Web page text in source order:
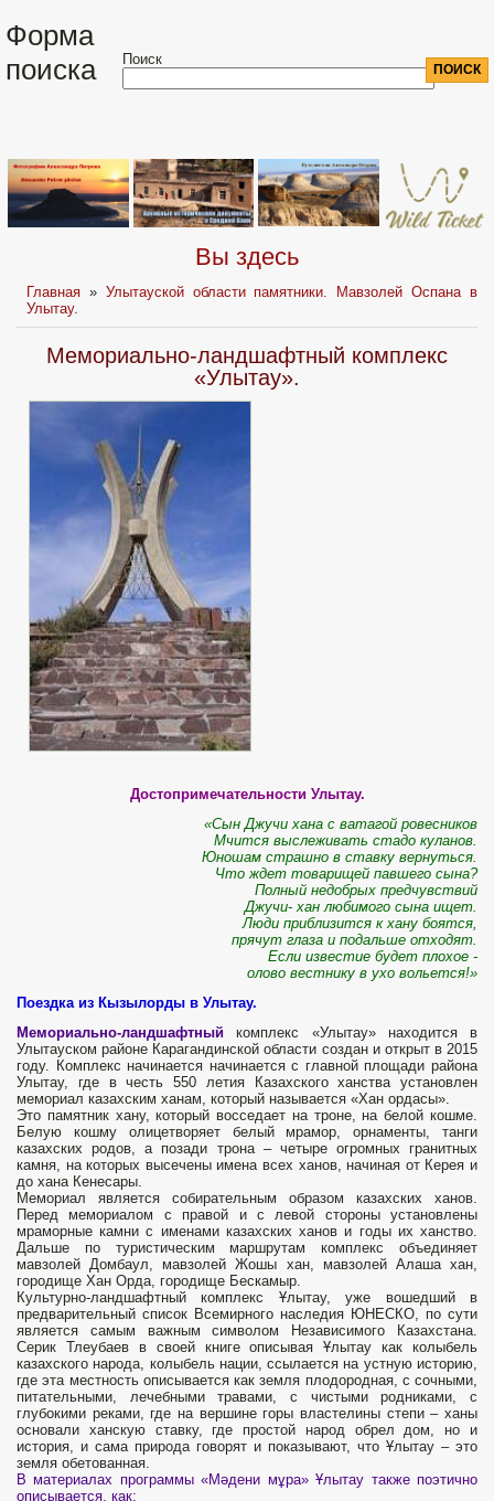
Форма
поиска
Поиск
Вы здесь
Главная » Улытауской области памятники. Мавзолей Оспана в
Улытау.
Мемориально-ландшафтный комплекс
«Улытау».
Достопримечательности Улытау.
«Сын Джучи хана с ватагой ровесников
Мчится выслеживать стадо куланов.
Юношам страшно в ставку вернуться.
Что ждет товарищей павшего сына?
Полный недобрых предчувствий
Джучи- хан любимого сына ищет.
Люди приблизится к хану боятся,
прячут глаза и подальше отходят.
Если известие будет плохое -
олово вестнику в ухо вольется!»
Поездка из Кызылорды в Улытау.
Мемориально-ландшафтный комплекс «Улытау» находится в
Улытауском районе Карагандинской области создан и открыт в 2015
году. Комплекс начинается начинается с главной площади района
Улытау, где в честь 550 летия Казахского ханства установлен
мемориал казахским ханам, который называется «Хан ордасы».
Это памятник хану, который восседает на троне, на белой кошме.
Белую кошму олицетворяет белый мрамор, орнаменты, танги
казахских родов, а позади трона – четыре огромных гранитных
камня, на которых высечены имена всех ханов, начиная от Керея и
до хана Кенесары.
Мемориал является собирательным образом казахских ханов.
Перед мемориалом с правой и с левой стороны установлены
мраморные камни с именами казахских ханов и годы их ханство.
Дальше по туристическим маршрутам комплекс объединяет
мавзолей Домбаул, мавзолей Жошы хан, мавзолей Алаша хан,
городище Хан Орда, городище Бескамыр.
Культурно-ландшафтный комплекс Ұлытау, уже вошедший в
предварительный список Всемирного наследия ЮНЕСКО, по сути
является самым важным символом Независимого Казахстана.
Серик Тлеубаев в своей книге описывая Ұлытау как колыбель
казахского народа, колыбель нации, ссылается на устную историю,
где эта местность описывается как земля плодородная, с сочными,
питательными, лечебными травами, с чистыми родниками, с
глубокими реками, где на вершине горы властелины степи – ханы
основали ханскую ставку, где простой народ обрел дом, но и
история, и сама природа говорят и показывают, что Ұлытау – это
земля обетованная.
В материалах программы «Мәдени мұра» Ұлытау также поэтично
описывается, как: